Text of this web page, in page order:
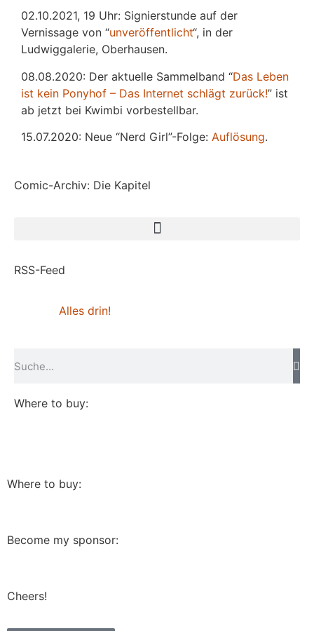
02.10.2021, 19 Uhr: Signierstunde auf der
Vernissage von “unveröffentlicht“, in der
Ludwiggalerie, Oberhausen.
08.08.2020: Der aktuelle Sammelband “Das Leben
ist kein Ponyhof – Das Internet schlägt zurück!” ist
ab jetzt bei Kwimbi vorbestellbar.
15.07.2020: Neue “Nerd Girl”-Folge: Auflösung.
Comic-Archiv: Die Kapitel
RSS-Feed
Alles drin!
Where to buy:
Where to buy:
Become my sponsor:
Cheers!